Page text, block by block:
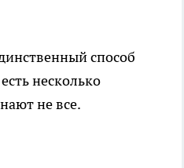
способ
несколько
не все.